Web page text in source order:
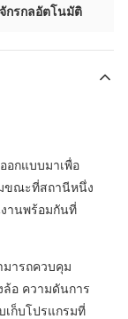
กรกลอัตโนมัติ
อกแบบมาเพื่อ
ขณะที่สถานีหนึ่ง
านพร้อมกันที่
ารถควบคุม
ล้อ ความดันการ
เก็บโปรแกรมที่